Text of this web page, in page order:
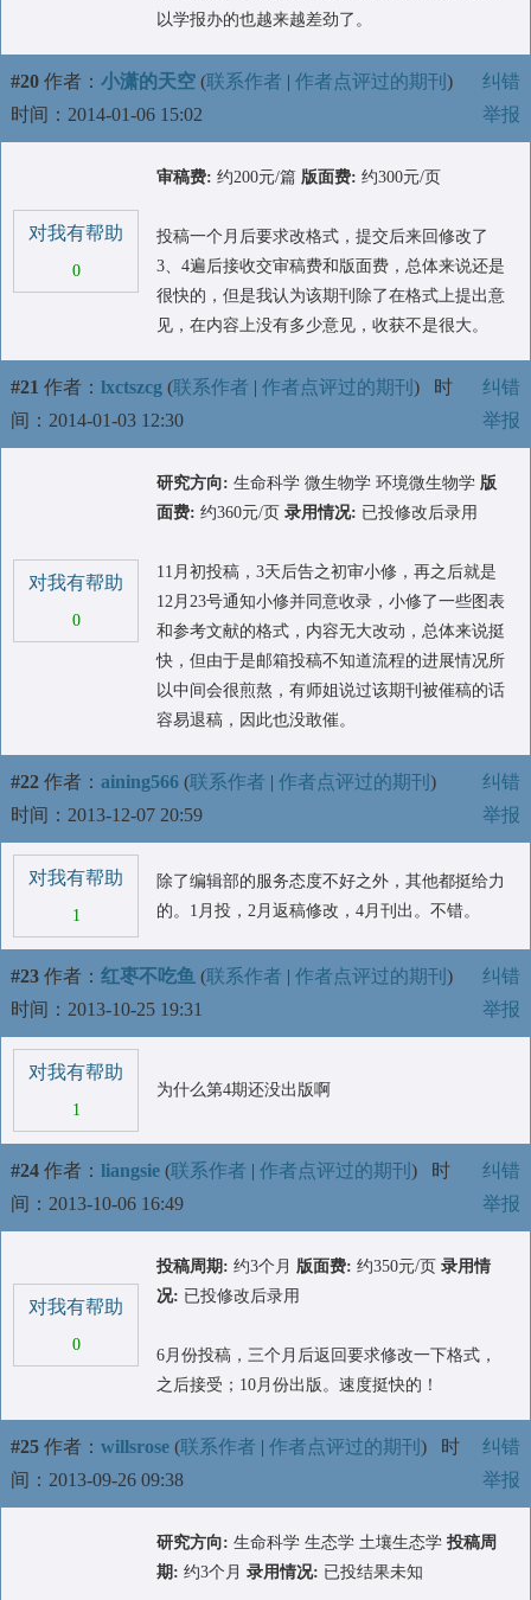
以学报办的也越来越差劲了。
#20 作者： 小潇的天空 (联系作者 | 作者点评过的期刊 )
时间：2014-01-06 15:02
纠错
举报
对我有帮助
0
审稿费: 约200元/篇 版面费: 约300元/页
投稿一个月后要求改格式，提交后来回修改了
3、4遍后接收交审稿费和版面费，总体来说还是
很快的，但是我认为该期刊除了在格式上提出意
见，在内容上没有多少意见，收获不是很大。
#21 作者： lxctszcg (联系作者 | 作者点评过的期刊 ) 时
间：2014-01-03 12:30
纠错
举报
对我有帮助
0
研究方向: 生命科学 微生物学 环境微生物学 版
面费: 约360元/页 录用情况: 已投修改后录用
11月初投稿，3天后告之初审小修，再之后就是
12月23号通知小修并同意收录，小修了一些图表
和参考文献的格式，内容无大改动，总体来说挺
快，但由于是邮箱投稿不知道流程的进展情况所
以中间会很煎熬，有师姐说过该期刊被催稿的话
容易退稿，因此也没敢催。
#22 作者： aining566 (联系作者 | 作者点评过的期刊 )
时间：2013-12-07 20:59
纠错
举报
对我有帮助
1
除了编辑部的服务态度不好之外，其他都挺给力
的。1月投，2月返稿修改，4月刊出。不错。
#23 作者： 红枣不吃鱼 (联系作者 | 作者点评过的期刊 )
时间：2013-10-25 19:31
纠错
举报
对我有帮助
1
为什么第4期还没出版啊
#24 作者： liangsie (联系作者 | 作者点评过的期刊 ) 时
间：2013-10-06 16:49
纠错
举报
对我有帮助
0
投稿周期: 约3个月 版面费: 约350元/页 录用情
况: 已投修改后录用
6月份投稿，三个月后返回要求修改一下格式，
之后接受；10月份出版。速度挺快的！
#25 作者： willsrose (联系作者 | 作者点评过的期刊 ) 时
间：2013-09-26 09:38
纠错
举报
研究方向: 生命科学 生态学 土壤生态学 投稿周
期: 约3个月 录用情况: 已投结果未知